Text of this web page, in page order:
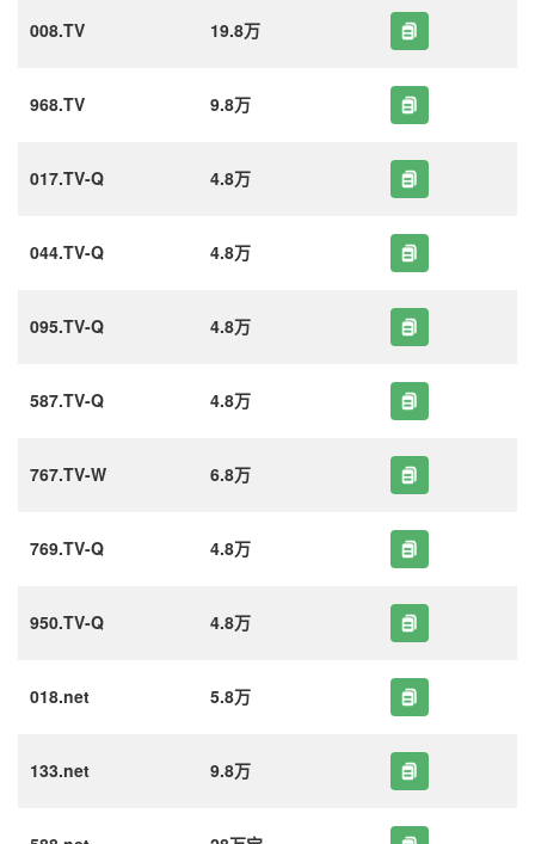
008.TV 19.8万
968.TV 9.8万
017.TV-Q 4.8万
044.TV-Q 4.8万
095.TV-Q 4.8万
587.TV-Q 4.8万
767.TV-W 6.8万
769.TV-Q 4.8万
950.TV-Q 4.8万
018.net 5.8万
133.net 9.8万